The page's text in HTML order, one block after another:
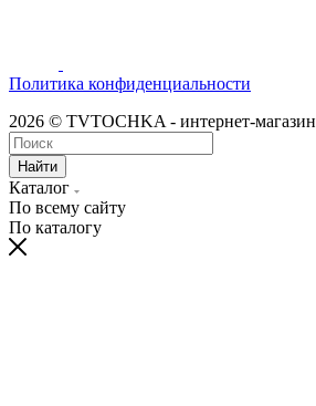
Политика конфиденциальности
2026 © TVTOCHKA - интернет-магазин
Найти
Каталог
По всему сайту
По каталогу